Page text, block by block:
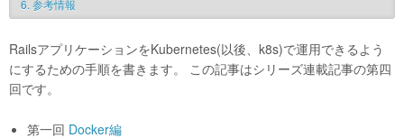
6. 参考情報
RailsアプリケーションをKubernetes(以後、k8s)で運用できるよう
にするための手順を書きます。 この記事はシリーズ連載記事の第四
回です。
第一回 Docker編